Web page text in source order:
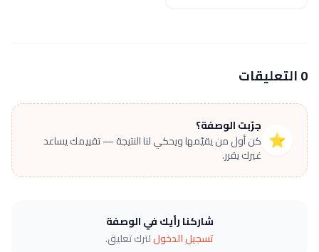
0 التعليقات
⭐
جرّبت الوصفة؟
كن أول من يقيّمها ويحكي لنا النتيجة — تقييمك يساعد
غيرك يقرر.
شاركنا رأيك في الوصفة
تسجيل الدخوللترك تعليق.